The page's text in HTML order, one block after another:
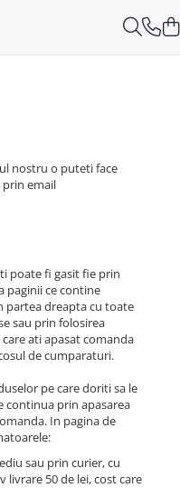
nostru o puteti face
prin email
poate fi gasit fie prin
paginii ce contine
partea dreapta cu toate
sau prin folosirea
ati apasat comanda
de cumparaturi.
pe care doriti sa le
continua prin apasarea
In pagina de
sau prin curier, cu
50 de lei, cost care